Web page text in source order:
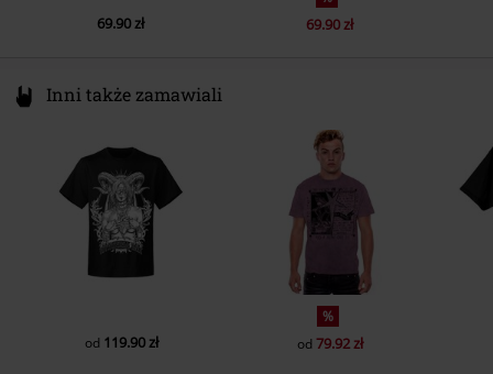
69.90 zł 69.90 zł
Inni także zamawiali
od 119.90 zł
%
od79.92 zł